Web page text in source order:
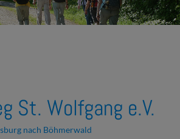
St. Wolfgang e.V.
nach Böhmerwald